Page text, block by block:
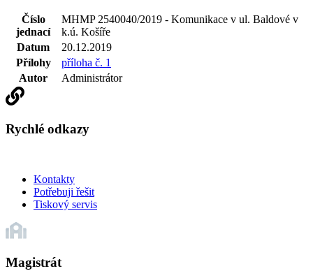
Číslo
jednací
MHMP 2540040/2019 - Komunikace v ul. Baldové v
k.ú. Košíře
Datum
20.12.2019
Přílohy
příloha č. 1
Autor
Administrátor
Rychlé odkazy
Kontakty
Potřebuji řešit
Tiskový servis
Magistrát